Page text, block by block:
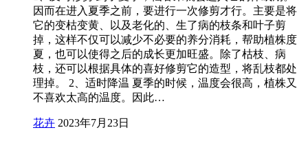
因而在进入夏季之前，要进行一次修剪才行。主要是将
它的变枯变黄、以及老化的、生了病的枝条和叶子剪
掉，这样不仅可以减少不必要的养分消耗，帮助植株度
夏，也可以使得之后的成长更加旺盛。除了枯枝、病
枝，还可以根据具体的喜好修剪它的造型，将乱枝都处
理掉。 2、适时降温 夏季的时候，温度会很高，植株又
不喜欢太高的温度。因此…
花卉 2023年7月23日